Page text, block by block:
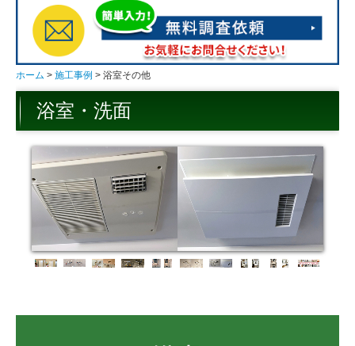
施工事例
外壁・屋根
浴室・洗面
トイレ
キッチン
内装
外構・その他
お客様の声・笑顔アルバム
お問合せ
ホーム 施工事例 浴室その他
浴室・洗面